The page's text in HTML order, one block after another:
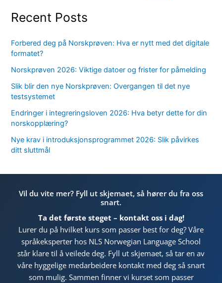
Recent Posts
Forbered deg på Norskprøven: Hva er nytt med det digitale
formatet?
Norskprøven 2026: Viktige datoer og frister for påmelding
Slik blir den nye Norskprøven: Overgangen til det nye
testsystemet
Endringer i integreringsloven 2026: Hva betyr dette for din
norskopplæring?
Nye krav i introduksjonsprogrammet 2026: Slik påvirkes
ditt sluttmål
Vil du vite mer? Fyll ut skjemaet, så hører du fra oss
snart.
Ta det første steget – kontakt oss i dag!
Lurer du på hvilket kurs som passer best for deg? Våre
språkeksperter hos NLS Norwegian Language School
står klare til å veilede deg. Fyll ut skjemaet, så tar en av
våre hyggelige medarbeidere kontakt med deg så snart
som mulig. Sammen finner vi kurset som passer